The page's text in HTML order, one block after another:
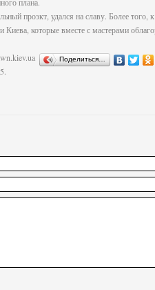
проэкт, удался на славу. Более того,
Киева, которые вместе с мастерами
5.
Поделиться…